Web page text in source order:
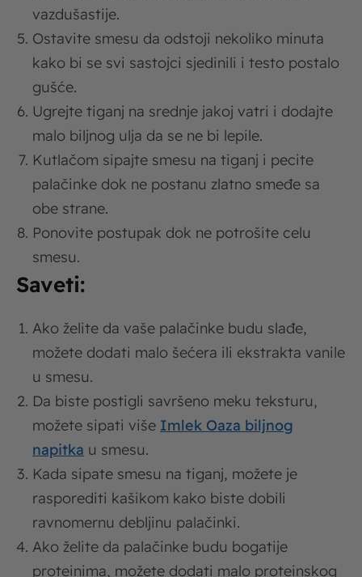
vazdušastije.
Ostavite smesu da odstoji nekoliko minuta
kako bi se svi sastojci sjedinili i testo postalo
gušće.
Ugrejte tiganj na srednje jakoj vatri i dodajte
malo biljnog ulja da se ne bi lepile.
Kutlačom sipajte smesu na tiganj i pecite
palačinke dok ne postanu zlatno smeđe sa
obe strane.
Ponovite postupak dok ne potrošite celu
smesu.
Saveti:
Ako želite da vaše palačinke budu slađe,
možete dodati malo šećera ili ekstrakta vanile
u smesu.
Da biste postigli savršeno meku teksturu,
možete sipati više Imlek Oaza biljnog
napitka u smesu.
Kada sipate smesu na tiganj, možete je
rasporediti kašikom kako biste dobili
ravnomernu debljinu palačinki.
Ako želite da palačinke budu bogatije
proteinima, možete dodati malo proteinskog